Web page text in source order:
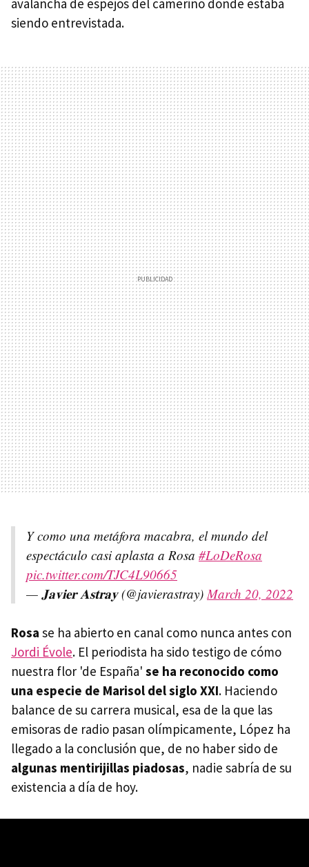
avalancha de espejos del camerino donde estaba
siendo entrevistada.
Y como una metáfora macabra, el mundo del
espectáculo casi aplasta a Rosa #LoDeRosa
pic.twitter.com/TJC4L90665
— 𝐉𝐚𝐯𝐢𝐞𝐫 𝐀𝐬𝐭𝐫𝐚𝐲 (@javierastray)March 20, 2022
Rosa se ha abierto en canal como nunca antes con
Jordi Évole. El periodista ha sido testigo de cómo
nuestra flor 'de España' se ha reconocido como
una especie de Marisol del siglo XXI. Haciendo
balance de su carrera musical, esa de la que las
emisoras de radio pasan olímpicamente, López ha
llegado a la conclusión que, de no haber sido de
algunas mentirijillas piadosas, nadie sabría de su
existencia a día de hoy.